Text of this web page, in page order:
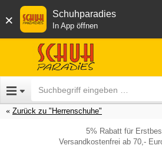
× Schuhparadies
In App öffnen
Zurück zu "Herrenschuhe"
5% Rabatt für
Versandkostenfrei ab 70,-